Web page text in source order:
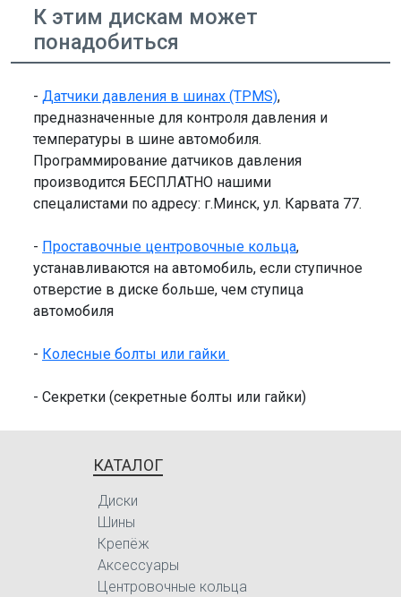
К этим дискам может
понадобиться
- Датчики давления в шинах (TPMS),
предназначенные для контроля давления и
температуры в шине автомобиля.
Программирование датчиков давления
производится БЕСПЛАТНО нашими
спецалистами по адресу: г.Минск, ул. Карвата 77.
- Проставочные центровочные кольца,
устанавливаются на автомобиль, если ступичное
отверстие в диске больше, чем ступица
автомобиля
- Колесные болты или гайки
- Секретки (секретные болты или гайки)
КАТАЛОГ
Диски
Шины
Крепёж
Аксессуары
Центровочные кольца